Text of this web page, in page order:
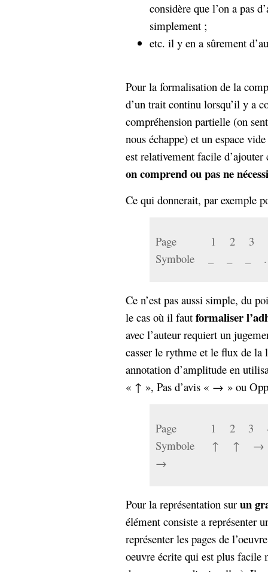
considère que l’on a pas
simplement ;
etc. il y en a sûrement
Pour la formalisation de la
d’un trait continu lorsqu’il y a
compréhension partielle (on
nous échappe) et un espace
est relativement facile
on comprend ou pas ne
Ce qui donnerait, par exemple
Page 1 2 3
Symbole
Ce n’est pas aussi simple, du
le cas où il faut formaliser
avec l’auteur requiert un
casser le rythme et le flux de la
annotation d’amplitude en
« ↑ », Pas d’avis « → » ou
Page 1 2 3
Symbole ↑
→
Pour la représentation sur un
élément consiste a représenter
représenter les pages de
oeuvre écrite qui est plus facile